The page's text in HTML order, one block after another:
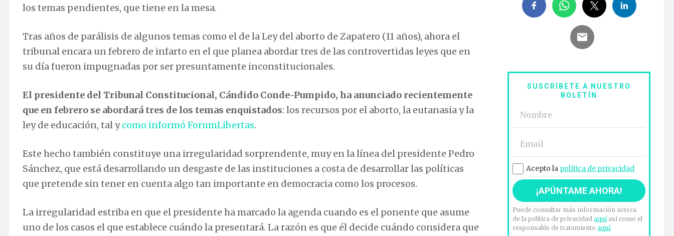
los temas pendientes, que tiene en la mesa.
Tras años de parálisis de algunos temas como el de la Ley del aborto de Zapatero (11 años), ahora el
tribunal encara un febrero de infarto en el que planea abordar tres de las controvertidas leyes que en
su día fueron impugnadas por ser presuntamente inconstitucionales.
El presidente del Tribunal Constitucional, Cándido Conde-Pumpido, ha anunciado recientemente
que en febrero se abordará tres de los temas enquistados: los recursos por el aborto, la eutanasia y la
ley de educación, tal ycomo informó ForumLibertas.
Este hecho también constituye una irregularidad sorprendente, muy en la línea del presidente Pedro
Sánchez, que está desarrollando un desgaste de las instituciones a costa de desarrollar las políticas
que pretende sin tener en cuenta algo tan importante en democracia como los procesos.
La irregularidad estriba en que el presidente ha marcado la agenda cuando es el ponente que asume
uno de los casos el que establece cuándo la presentará. La razón es que él decide cuándo considera que
SUSCRÍBETE A NUESTRO
BOLETÍN
Acepto la política de privacidad
Puede consultar más información acerca
de la política de privacidadaquíasí como el
responsable de tratamientoaquí.